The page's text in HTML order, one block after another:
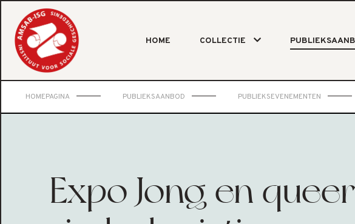
HOME COLLECTIE
HOMEPAGINA PUBLIEKSAANBOD PUBLIEKSEVENEMENTEN
Expo Jong en queer